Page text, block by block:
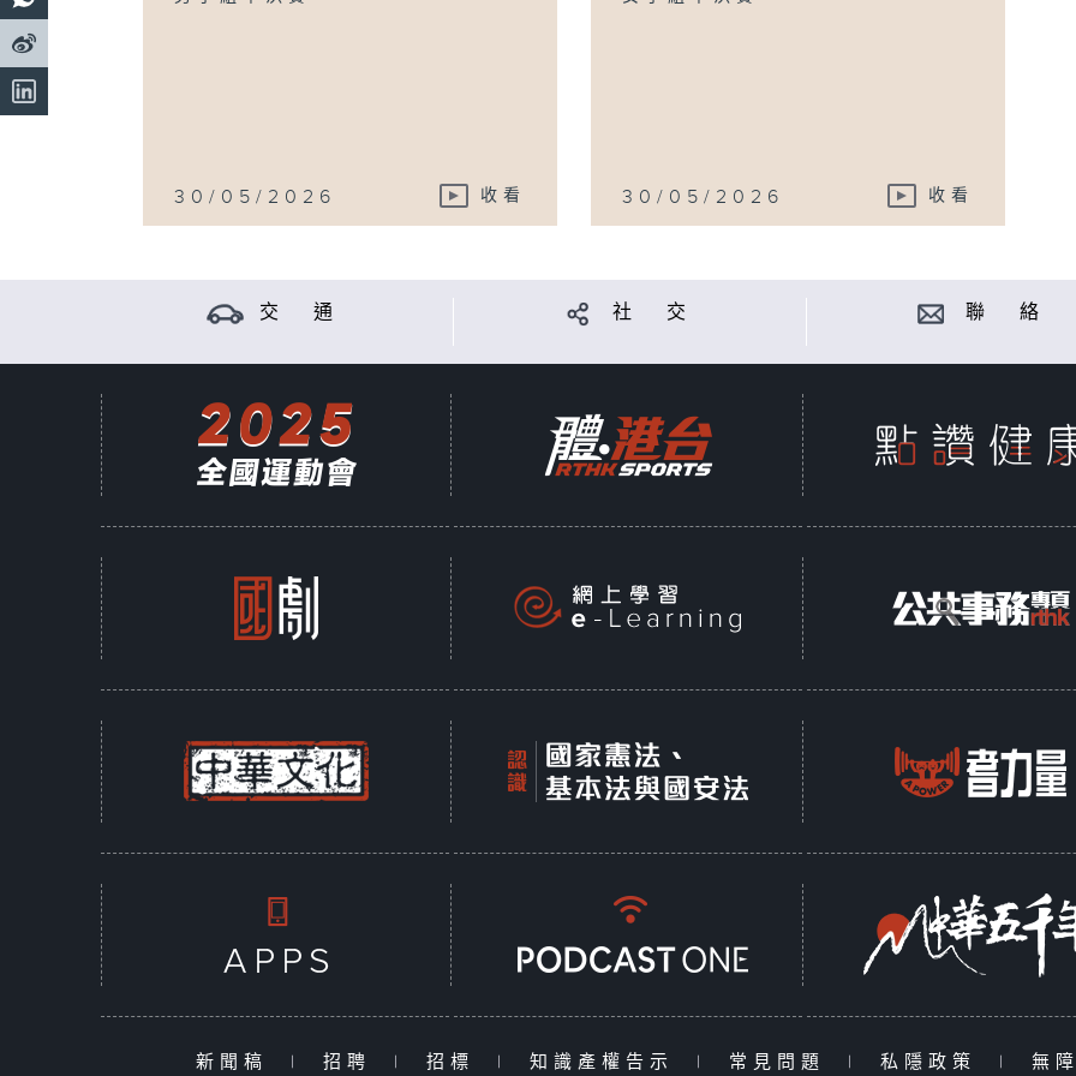
30/05/2026 收看 30/05/2026 收看
交 通 社 交 聯 絡
新聞稿 | 招聘 | 招標 | 知識產權告示 | 常見問題 | 私隱政策 | 無